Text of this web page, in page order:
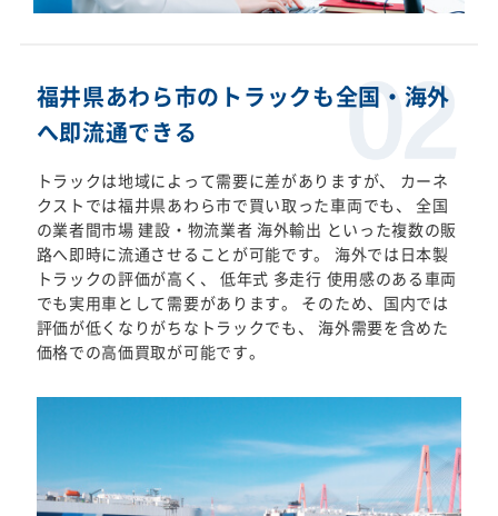
福井県あわら市のトラックも全国・海外
へ即流通できる
トラックは地域によって需要に差がありますが、 カーネ
クストでは福井県あわら市で買い取った車両でも、 全国
の業者間市場 建設・物流業者 海外輸出 といった複数の販
路へ即時に流通させることが可能です。 海外では日本製
トラックの評価が高く、 低年式 多走行 使用感のある車両
でも実用車として需要があります。 そのため、国内では
評価が低くなりがちなトラックでも、 海外需要を含めた
価格での高価買取が可能です。